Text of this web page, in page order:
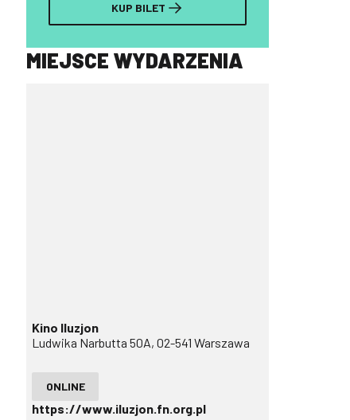
KUP BILET
MIEJSCE WYDARZENIA
Kino Iluzjon
Ludwika Narbutta 50A, 02-541 Warszawa
ONLINE
https://www.iluzjon.fn.org.pl